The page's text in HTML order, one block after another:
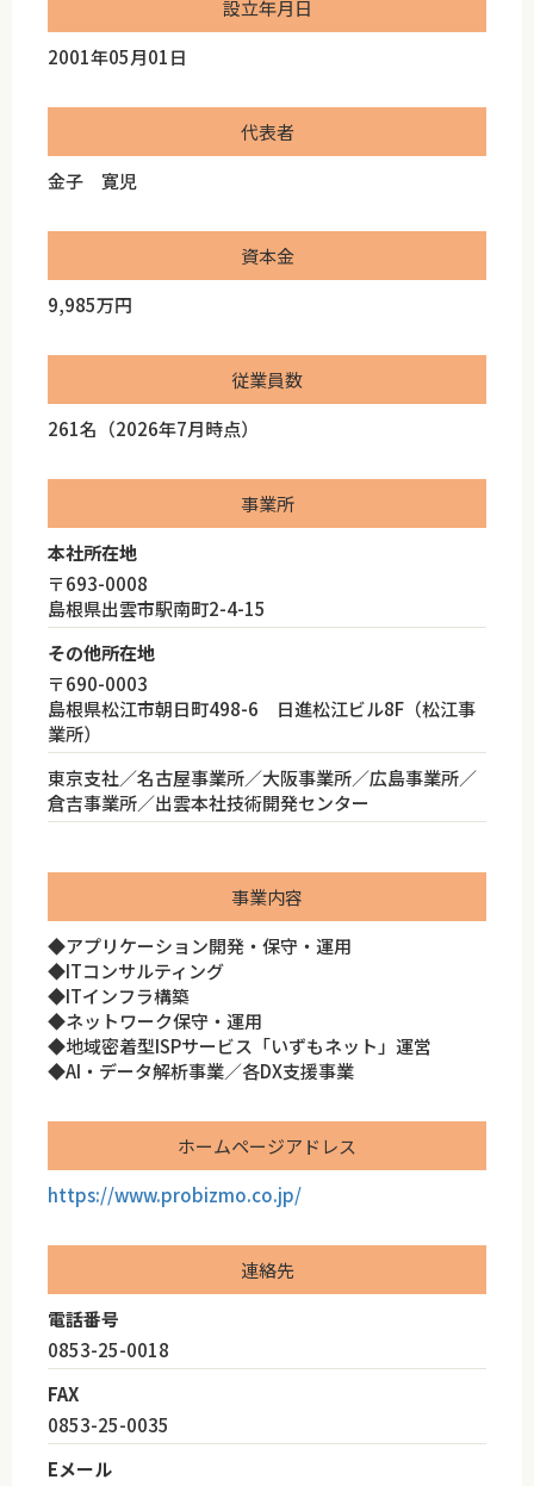
設立年月日
2001年05月01日
代表者
金子 寛児
資本金
9,985万円
従業員数
261名（2026年7月時点）
事業所
本社所在地
〒693-0008
島根県出雲市駅南町2-4-15
その他所在地
〒690-0003
島根県松江市朝日町498-6 日進松江ビル8F（松江事
業所）
東京支社／名古屋事業所／大阪事業所／広島事業所／
倉吉事業所／出雲本社技術開発センター
事業内容
◆アプリケーション開発・保守・運用
◆ITコンサルティング
◆ITインフラ構築
◆ネットワーク保守・運用
◆地域密着型ISPサービス「いずもネット」運営
◆AI・データ解析事業／各DX支援事業
ホームページアドレス
https://www.probizmo.co.jp/
連絡先
電話番号
0853-25-0018
FAX
0853-25-0035
Eメール